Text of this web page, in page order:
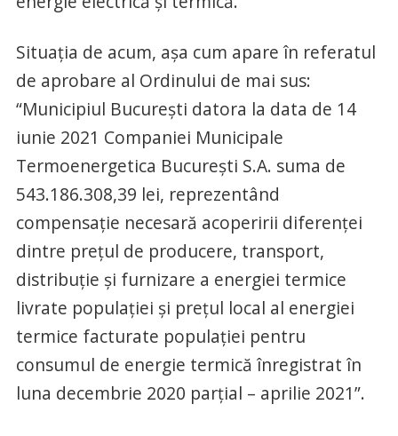
Situația de acum, așa cum apare în referatul
de aprobare al Ordinului de mai sus:
“Municipiul București datora la data de 14
iunie 2021 Companiei Municipale
Termoenergetica București S.A. suma de
543.186.308,39 lei, reprezentând
compensație necesară acoperirii diferenței
dintre preţul de producere, transport,
distribuţie şi furnizare a energiei termice
livrate populaţiei şi preţul local al energiei
termice facturate populaţiei pentru
consumul de energie termică înregistrat în
luna decembrie 2020 parțial – aprilie 2021”.